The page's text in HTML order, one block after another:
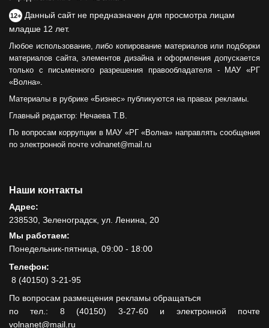
12+ Данный сайт не предназначен для просмотра лицам
младше 12 лет.
Любое использование, либо копирование материалов или подборки
материалов сайта, элементов дизайна и оформления допускается
только с письменного разрешения правообладателя - МАУ «РГ
«Волна».
Материалы в рубрике «Бизнес» публикуются на правах рекламы.
Главный редактор: Нечаева Т.В.
По вопросам коррупции в МАУ «РГ «Волна» направлять сообщения
по электронной почте volnanet@mail.ru
Наши контакты
Адрес:
238530, Зеленоградск, ул. Ленина, 20
Мы работаем:
Понедельник-пятница, 09:00 - 18:00
Телефон:
8 (40150) 3-21-95
По вопросам размещения рекламы обращаться
по тел.: 8 (40150) 3-27-60 и электронной почте
volnanet@mail.ru